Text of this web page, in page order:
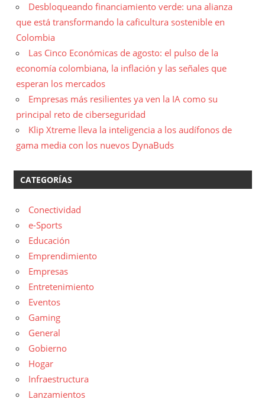
Desbloqueando financiamiento verde: una alianza
que está transformando la caficultura sostenible en
Colombia
Las Cinco Económicas de agosto: el pulso de la
economía colombiana, la inflación y las señales que
esperan los mercados
Empresas más resilientes ya ven la IA como su
principal reto de ciberseguridad
Klip Xtreme lleva la inteligencia a los audífonos de
gama media con los nuevos DynaBuds
CATEGORÍAS
Conectividad
e-Sports
Educación
Emprendimiento
Empresas
Entretenimiento
Eventos
Gaming
General
Gobierno
Hogar
Infraestructura
Lanzamientos